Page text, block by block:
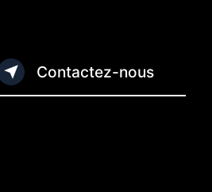
Contactez-nous